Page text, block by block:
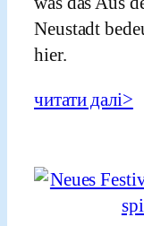
Neustadt
hier.
читати далі>